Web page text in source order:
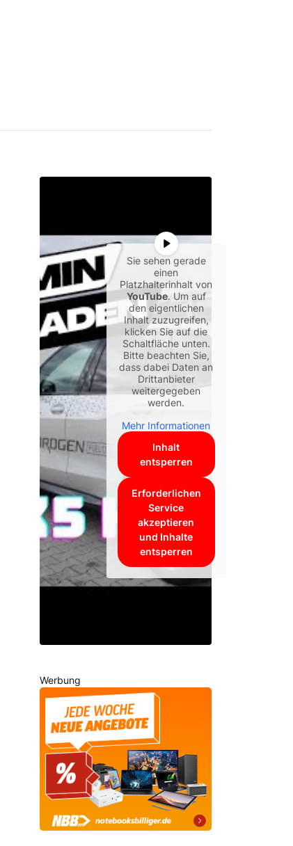
Sie sehen gerade
einen
Platzhalterinhalt von
YouTube. Um auf
den eigentlichen
Inhalt zuzugreifen,
klicken Sie auf die
Schaltfläche unten.
Bitte beachten Sie,
dass dabei Daten an
Drittanbieter
weitergegeben
werden.
Mehr Informationen
Inhalt
entsperren
Erforderlichen
Service
akzeptieren
und Inhalte
entsperren
Werbung